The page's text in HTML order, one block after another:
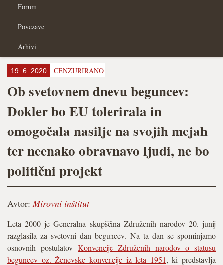
Forum
Povezave
Arhivi
19. 6. 2020 CENZURIRANO
Ob svetovnem dnevu beguncev:
Dokler bo EU tolerirala in
omogočala nasilje na svojih mejah
ter neenako obravnavo ljudi, ne bo
politični projekt
Avtor:Mirovni inštitut
Leta 2000 je Generalna skupščina Združenih narodov 20. junij
razglasila za svetovni dan beguncev. Na ta dan se spominjamo
osnovnih postulatovKonvencije Združenih narodov o statusu
beguncev oz. Ženevske konvencije iz leta 1951, ki predstavlja